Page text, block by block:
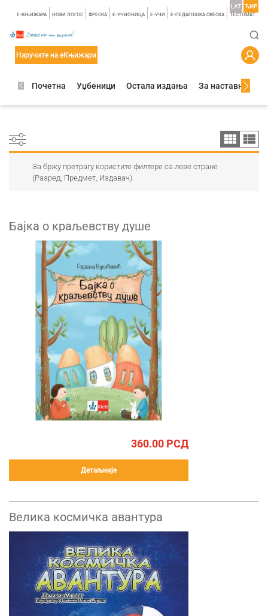
E-КЊИЖАРА НОВИ ЛОГОС ФРЕСКА E-УЧИОНИЦА E-УЧИ Е-ПЕДАГОШКА СВЕСКА TЕСТОМАТ
LAT ЋИР
Наручите на еКњижари
Почетна Уџбеници Остала издања За наставнике
За бржу претрагу користите филтере са леве стране
(Разред, Предмет, Издавач).
Бајка о краљевству душе
360.00 РСД
Детаљније
Велика космичка авантура